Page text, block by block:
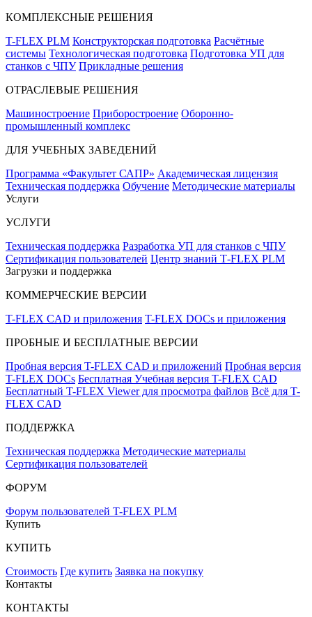
КОМПЛЕКСНЫЕ РЕШЕНИЯ
T-FLEX PLM Конструкторская подготовка Расчётные
системы Технологическая подготовка Подготовка УП для
станков с ЧПУ Прикладные решения
ОТРАСЛЕВЫЕ РЕШЕНИЯ
Машиностроение Приборостроение Оборонно-
промышленный комплекс
ДЛЯ УЧЕБНЫХ ЗАВЕДЕНИЙ
Программа «Факультет САПР» Академическая лицензия
Техническая поддержка Обучение Методические материалы
Услуги
УСЛУГИ
Техническая поддержка Разработка УП для станков с ЧПУ
Сертификация пользователей Центр знаний T‑FLEX PLM
Загрузки и поддержка
КОММЕРЧЕСКИЕ ВЕРСИИ
T-FLEX CAD и приложения T-FLEX DOCs и приложения
ПРОБНЫЕ И БЕСПЛАТНЫЕ ВЕРСИИ
Пробная версия T-FLEX CAD и приложений Пробная версия
T-FLEX DOCs Бесплатная Учебная версия T-FLEX CAD
Бесплатный T-FLEX Viewer для просмотра файлов Всё для T-
FLEX CAD
ПОДДЕРЖКА
Техническая поддержка Методические материалы
Сертификация пользователей
ФОРУМ
Форум пользователей T-FLEX PLM
Купить
КУПИТЬ
Стоимость Где купить Заявка на покупку
Контакты
КОНТАКТЫ